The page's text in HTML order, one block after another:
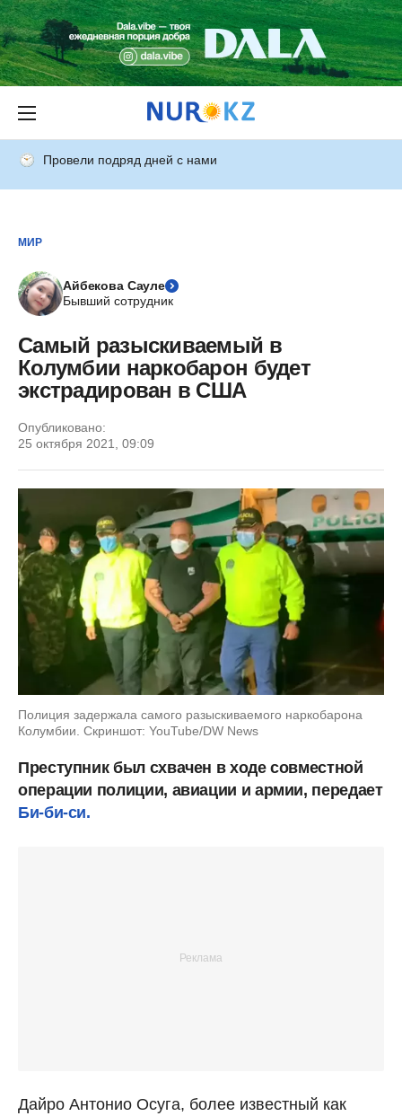
Провели подряд дней с нами
МИР
Айбекова Сауле
Бывший сотрудник
Самый разыскиваемый в
Колумбии наркобарон будет
экстрадирован в США
Опубликовано:
25 октября 2021, 09:09
Полиция задержала самого разыскиваемого наркобарона
Колумбии. Скриншот: YouTube/DW News
Преступник был схвачен в ходе совместной
операции полиции, авиации и армии, передает
Би-би-си.
Дайро Антонио Осуга, более известный как